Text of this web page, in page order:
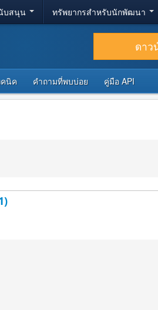
บสนุน ทรัพยากรสำหรับนักพัฒนา
ดาว
นิค คำถามที่พบบ่อย คู่มือ API